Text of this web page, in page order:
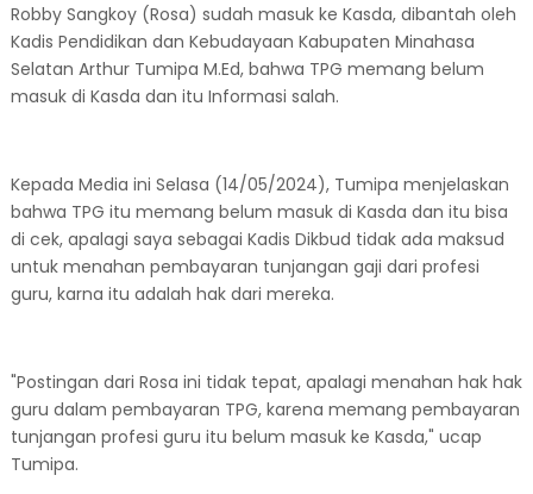
Robby Sangkoy (Rosa) sudah masuk ke Kasda, dibantah oleh
Kadis Pendidikan dan Kebudayaan Kabupaten Minahasa
Selatan Arthur Tumipa M.Ed, bahwa TPG memang belum
masuk di Kasda dan itu Informasi salah.
Kepada Media ini Selasa (14/05/2024), Tumipa menjelaskan
bahwa TPG itu memang belum masuk di Kasda dan itu bisa
di cek, apalagi saya sebagai Kadis Dikbud tidak ada maksud
untuk menahan pembayaran tunjangan gaji dari profesi
guru, karna itu adalah hak dari mereka.
"Postingan dari Rosa ini tidak tepat, apalagi menahan hak hak
guru dalam pembayaran TPG, karena memang pembayaran
tunjangan profesi guru itu belum masuk ke Kasda," ucap
Tumipa.